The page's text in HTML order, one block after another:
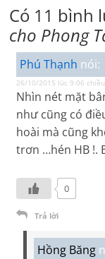
Có 11 bình
cho Phong
Phú Thạnh nói:
26/10/2015 lúc 9:06 chiều
Nhìn nét mặt
như cũng có
hoài mà cũng
trơn …hén HB !.
0
Trả lời
Hồng Băng